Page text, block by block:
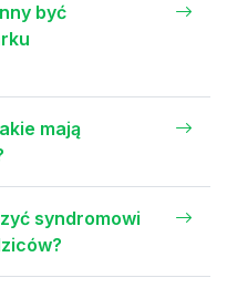
być
mają
syndromowi